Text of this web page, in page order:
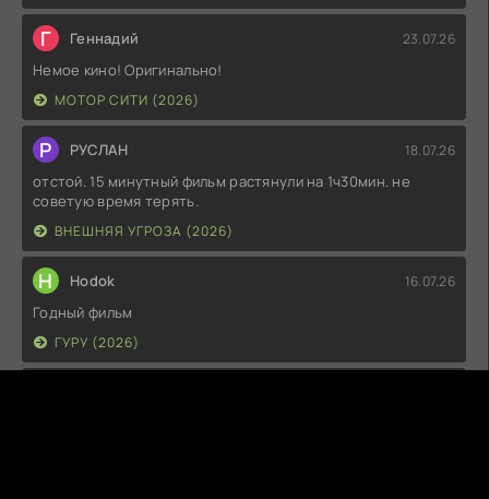
Г Геннадий 23.07.26
Немое кино! Оригинально!
МОТОР СИТИ (2026)
Р РУСЛАН 18.07.26
отстой. 15 минутный фильм растянули на 1ч30мин. не
советую время терять.
ВНЕШНЯЯ УГРОЗА (2026)
H Hodok 16.07.26
Годный фильм
ГУРУ (2026)